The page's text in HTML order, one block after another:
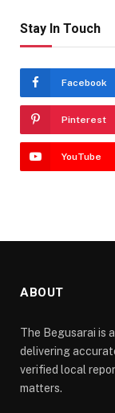
Stay In Touch
Facebook
Pinterest
YouTube
ABOUT
The Begusarai is
delivering
verified local
matters.